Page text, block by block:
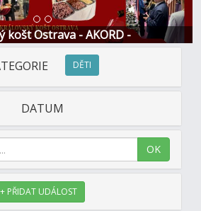
košt Ostrava - AKORD -
DĚTI
DATUM
OK
+ PŘIDAT UDÁLOST